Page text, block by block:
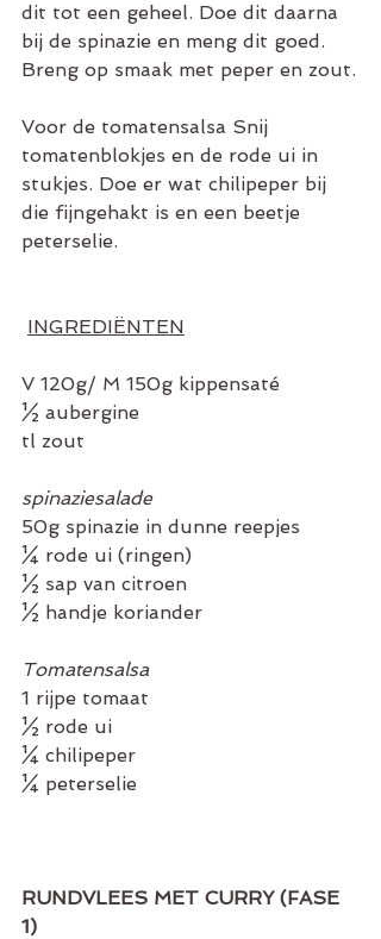
dit tot een geheel. Doe dit daarna
bij de spinazie en meng dit goed.
Breng op smaak met peper en zout.
Voor de tomatensalsa Snij
tomatenblokjes en de rode ui in
stukjes. Doe er wat chilipeper bij
die fijngehakt is en een beetje
peterselie.
INGREDIËNTEN
V 120g/ M 150g kippensaté
½ aubergine
tl zout
spinaziesalade
50g spinazie in dunne reepjes
¼ rode ui (ringen)
½ sap van citroen
½ handje koriander
Tomatensalsa
1 rijpe tomaat
½ rode ui
¼ chilipeper
¼ peterselie
RUNDVLEES MET CURRY (FASE
1)